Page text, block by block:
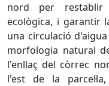
nord per restablir
ecològica, i garantir
una circulació
morfologia natural
l'enllaç del còrrec
l'est de la